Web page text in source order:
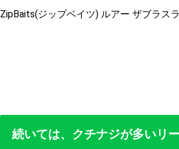
ZipBaits(ジップベイツ) ルアー ザブラス
続いては、クチナジが多いリー